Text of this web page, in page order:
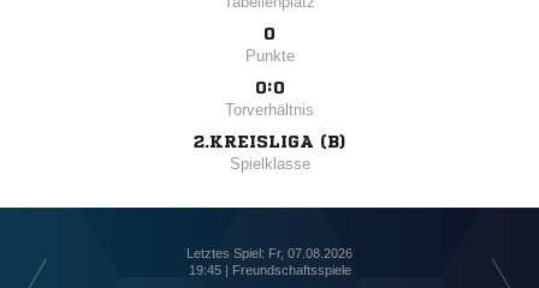
0
Punkte
0:0
Torverhältnis
2.KREISLIGA (B)
Spielklasse
Letztes Spiel: Fr, 07.08.2026
19:45 | Freundschaftsspiele